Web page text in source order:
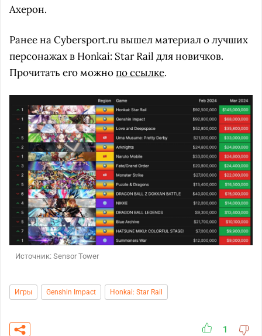
Ахерон.
Ранее на Cybersport.ru вышел материал о лучших
персонажах в Honkai: Star Rail для новичков.
Прочитать его можнопо ссылке.
Источник: Sensor Tower
Игры Genshin Impact Honkai: Star Rail
1